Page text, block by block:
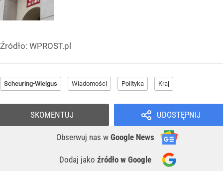
Źródło: WPROST.pl
Scheuring-Wielgus Wiadomości Polityka Kraj
UDOSTĘPNIJ
Obserwuj nas w Google News
Dodaj jako źródło w Google
SKOMENTUJ